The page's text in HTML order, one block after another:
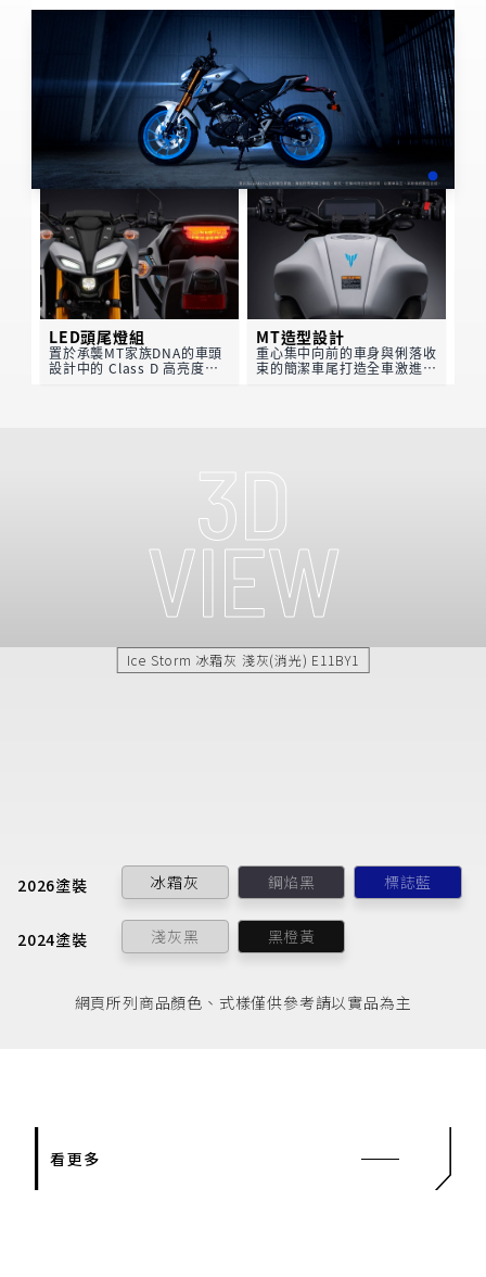
LED頭尾燈組
置於承襲MT家族DNA的車頭
設計中的 Class D 高亮度
MT造型設計
重心集中向前的車身與俐落收
束的簡潔車尾打造全車激進的
Ice Storm 冰霜灰 淺灰(消光) E11BY1
2026塗裝 冰霜灰 鋼焰黑 標誌藍
2024塗裝 淺灰黑 黑橙黃
網頁所列商品顏色、式樣僅供參考請以實品為主
看更多